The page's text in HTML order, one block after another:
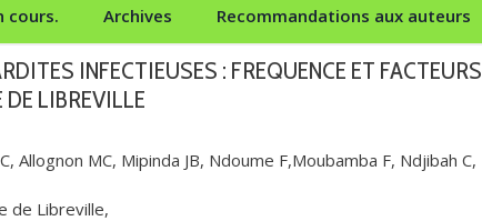
cours. Archives Recommandations aux auteurs
INFECTIEUSES : FREQUENCE ET FACTEURS
LIBREVILLE
Allognon MC, Mipinda JB, Ndoume F,Moubamba F, Ndjibah C,
de Libreville,